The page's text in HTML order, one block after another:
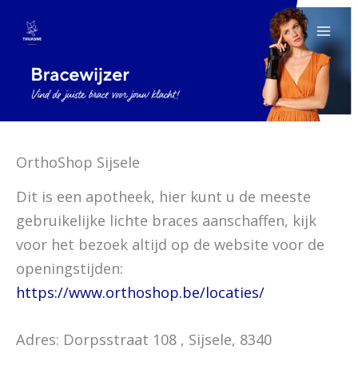
naar
inhoud
OrthoShop Sijsele
Dit is een apotheek, hier kunt u de meeste
gebruikelijke lichte braces aanschaffen, kijk
voor het bezoek altijd op de website voor de
openingstijden:
https://www.orthoshop.be/locaties/
Adres: Dorpsstraat 108 , Sijsele, 8340